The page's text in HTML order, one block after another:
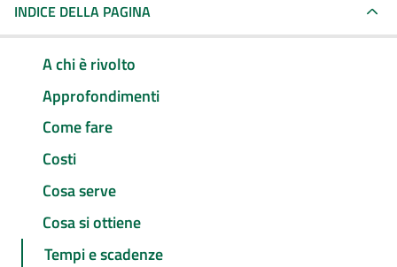
INDICE DELLA PAGINA
A chi è rivolto
Approfondimenti
Come fare
Costi
Cosa serve
Cosa si ottiene
Tempi e scadenze